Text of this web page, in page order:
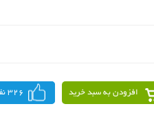
افزودن به سبد خرید 326 نفر